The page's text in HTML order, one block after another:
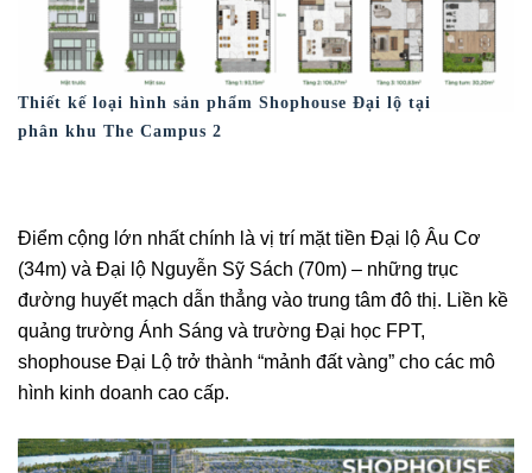
Thiết kế loại hình sản phẩm Shophouse Đại lộ tại
phân khu The Campus 2
Điểm cộng lớn nhất chính là vị trí mặt tiền Đại lộ Âu Cơ
(34m) và Đại lộ Nguyễn Sỹ Sách (70m) – những trục
đường huyết mạch dẫn thẳng vào trung tâm đô thị. Liền kề
quảng trường Ánh Sáng và trường Đại học FPT,
shophouse Đại Lộ trở thành “mảnh đất vàng” cho các mô
hình kinh doanh cao cấp.